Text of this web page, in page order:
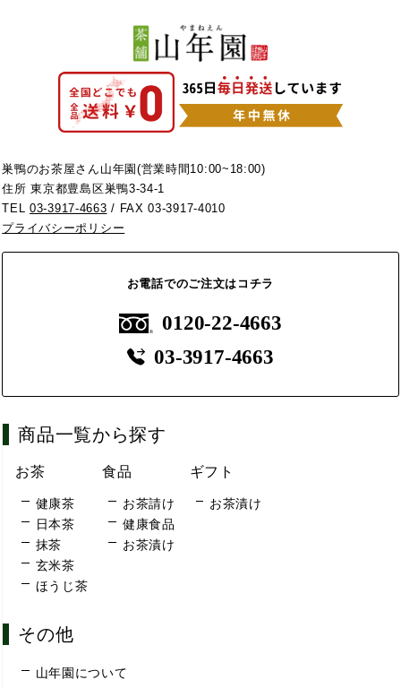
巣鴨のお茶屋さん山年園(営業時間10:00~18:00)
住所 東京都豊島区巣鴨3-34-1
TEL03-3917-4663 / FAX 03-3917-4010
プライバシーポリシー
お電話でのご注文はコチラ
0120-22-4663
03-3917-4663
商品一覧から探す
お茶
健康茶
日本茶
抹茶
玄米茶
ほうじ茶
食品
お茶請け
健康食品
お茶漬け
ギフト
お茶漬け
その他
山年園について